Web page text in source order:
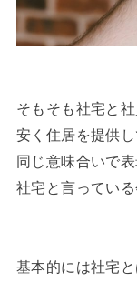
そもそも社宅と
安く住居を提供
同じ意味合いで
社宅と言っている
基本的には社宅